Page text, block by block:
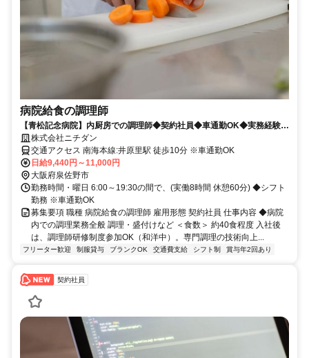
病院給食の調理師
【青松記念病院】内厨房での調理師◆契約社員◆車通勤OK◆実務経験者
優遇します！
株式会社ニチダン
交通アクセス 南海本線:井原里駅 徒歩10分 ※車通勤OK
日給9,440円～11,000円
大阪府泉佐野市
勤務時間・曜日 6:00～19:30の間で、(実働8時間 休憩60分) ◆シフト
勤務 ※車通勤OK
募集要項 職種 病院給食の調理師 雇用形態 契約社員 仕事内容 ◆病院
内での調理業務全般 調理・盛付けなど ＜食数＞ 約40食程度 入社後
は、調理師研修制度参加OK（和洋中）。専門調理の技術向上...
フリーター歓迎 制服貸与 ブランクOK 交通費支給 シフト制 賞与年2回あり
契約社員